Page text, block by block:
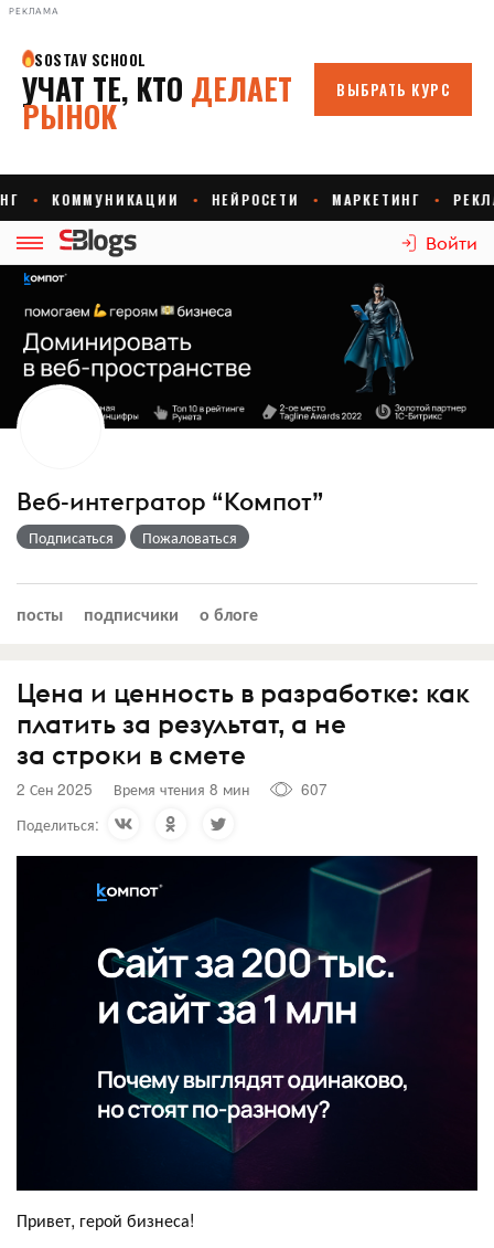
РЕКЛАМА
Войти
Веб-интегратор “Компот”
Подписаться Пожаловаться
посты подписчики о блоге
Цена и ценность в разработке: как
платить за результат, а не
за строки в смете
2 Сен 2025 Время чтения 8 мин
607
Поделиться:
Привет, герой бизнеса!